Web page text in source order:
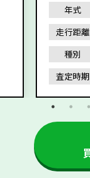
年式
走行距離
種別
査定時期